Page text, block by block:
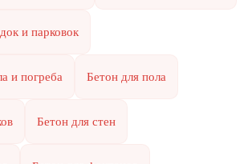
и парковок
и погреба Бетон для пола
Бетон для стен